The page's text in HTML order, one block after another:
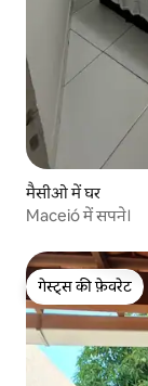
मैसीओ में घर
Maceió में सपने।
गेस्ट्स की फ़ेवरेट
गेस्ट्स की फ़ेवरेट